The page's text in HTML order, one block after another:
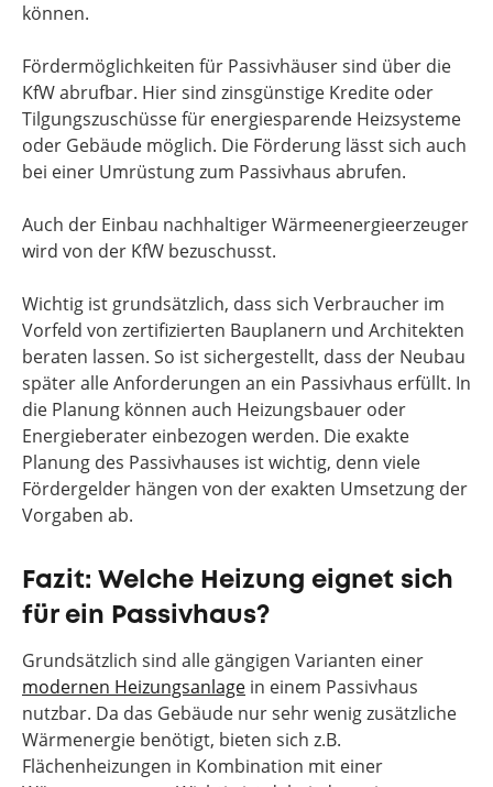
können.
Fördermöglichkeiten für Passivhäuser sind über die
KfW abrufbar. Hier sind zinsgünstige Kredite oder
Tilgungszuschüsse für energiesparende Heizsysteme
oder Gebäude möglich. Die Förderung lässt sich auch
bei einer Umrüstung zum Passivhaus abrufen.
Auch der Einbau nachhaltiger Wärmeenergieerzeuger
wird von der KfW bezuschusst.
Wichtig ist grundsätzlich, dass sich Verbraucher im
Vorfeld von zertifizierten Bauplanern und Architekten
beraten lassen. So ist sichergestellt, dass der Neubau
später alle Anforderungen an ein Passivhaus erfüllt. In
die Planung können auch Heizungsbauer oder
Energieberater einbezogen werden. Die exakte
Planung des Passivhauses ist wichtig, denn viele
Fördergelder hängen von der exakten Umsetzung der
Vorgaben ab.
Fazit: Welche Heizung eignet sich
für ein Passivhaus?
Grundsätzlich sind alle gängigen Varianten einer
modernen Heizungsanlage in einem Passivhaus
nutzbar. Da das Gebäude nur sehr wenig zusätzliche
Wärmenergie benötigt, bieten sich z.B.
Flächenheizungen in Kombination mit einer